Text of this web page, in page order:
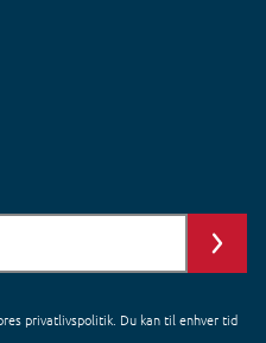
privatlivspolitik . Du kan til enhver tid